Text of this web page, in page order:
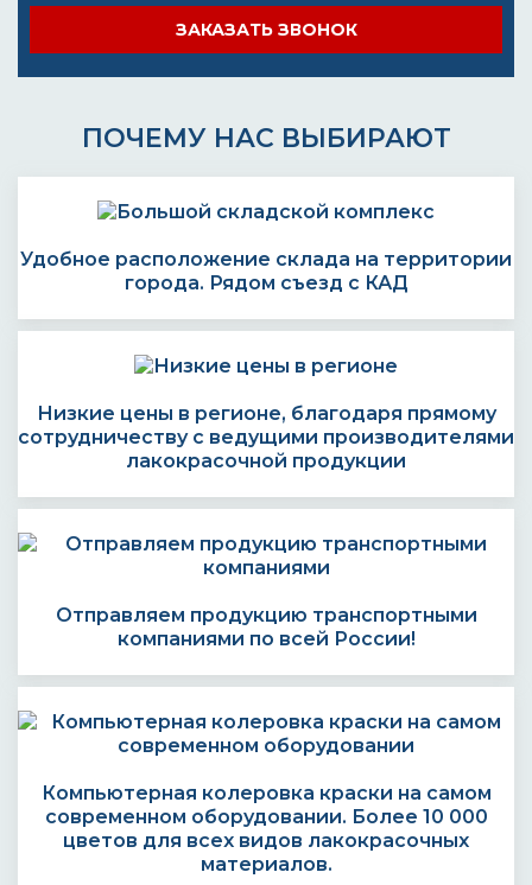
ЗАКАЗАТЬ ЗВОНОК
ПОЧЕМУ НАС ВЫБИРАЮТ
Удобное расположение склада на территории
города. Рядом съезд с КАД
Низкие цены в регионе, благодаря прямому
сотрудничеству с ведущими производителями
лакокрасочной продукции
Отправляем продукцию транспортными
компаниями по всей России!
Компьютерная колеровка краски на самом
современном оборудовании. Более 10 000
цветов для всех видов лакокрасочных
материалов.